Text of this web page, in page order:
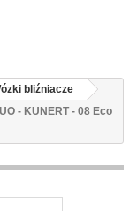
bliźniacze
- KUNERT - 08 Eco